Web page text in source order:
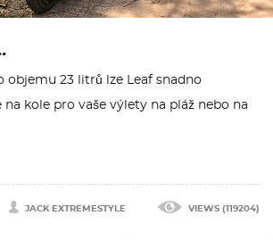
objemu 23 litrů lze Leaf snadno
na kole pro vaše výlety na pláž nebo na
JACK EXTREMESTYLE VIEWS (119204)